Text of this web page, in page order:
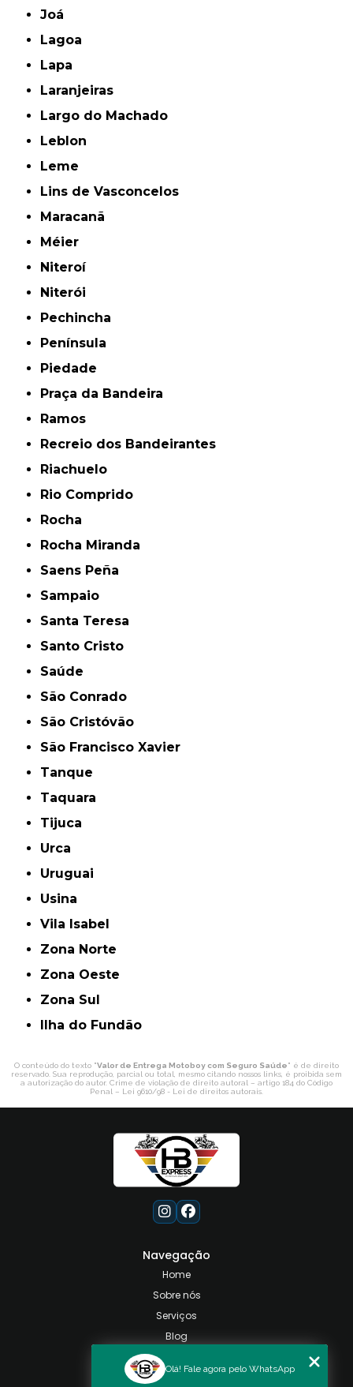
Joá
Lagoa
Lapa
Laranjeiras
Largo do Machado
Leblon
Leme
Lins de Vasconcelos
Maracanã
Méier
Niteroí
Niterói
Pechincha
Península
Piedade
Praça da Bandeira
Ramos
Recreio dos Bandeirantes
Riachuelo
Rio Comprido
Rocha
Rocha Miranda
Saens Peña
Sampaio
Santa Teresa
Santo Cristo
Saúde
São Conrado
São Cristóvão
São Francisco Xavier
Tanque
Taquara
Tijuca
Urca
Uruguai
Usina
Vila Isabel
Zona Norte
Zona Oeste
Zona Sul
ilha do Fundão
O conteúdo do texto "Valor de Entrega Motoboy com Seguro Saúde" é de direito
reservado. Sua reprodução, parcial ou total, mesmo citando nossos links, é proibida sem
a autorização do autor. Crime de violação de direito autoral – artigo 184 do Código
Penal – Lei 9610/98 - Lei de direitos autorais
Navegação
Home
Sobre nós
Serviços
Blog
Categorias
Olá! Fale agora pelo WhatsApp